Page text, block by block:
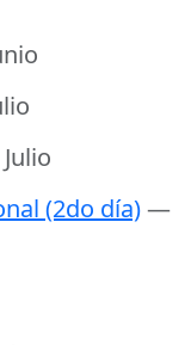
(2do día)—